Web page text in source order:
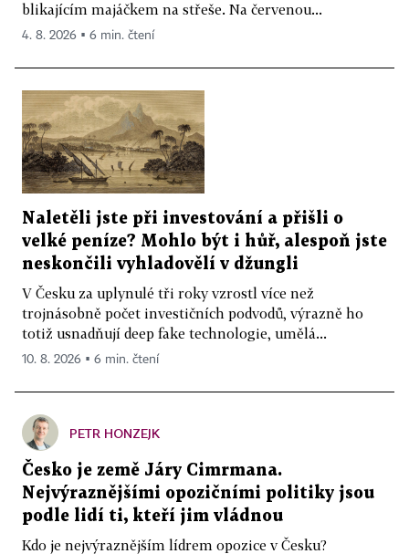
blikajícím majáčkem na střeše. Na červenou...
4. 8. 2026 ▪ 6 min. čtení
Naletěli jste při investování a přišli o
velké peníze? Mohlo být i hůř, alespoň jste
neskončili vyhladovělí v džungli
V Česku za uplynulé tři roky vzrostl více než
trojnásobně počet investičních podvodů, výrazně ho
totiž usnadňují deep fake technologie, umělá...
10. 8. 2026 ▪ 6 min. čtení
PETR HONZEJK
Česko je země Járy Cimrmana.
Nejvýraznějšími opozičními politiky jsou
podle lidí ti, kteří jim vládnou
Kdo je nejvýraznějším lídrem opozice v Česku?